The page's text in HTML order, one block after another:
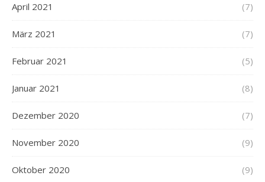
April 2021 (7)
März 2021 (7)
Februar 2021 (5)
Januar 2021 (8)
Dezember 2020 (7)
November 2020 (9)
Oktober 2020 (9)